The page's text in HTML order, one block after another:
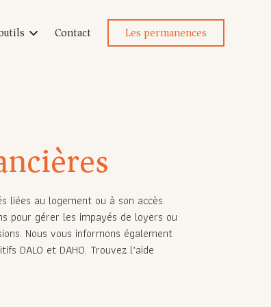
locatif
à taux zéro
Contact Les permanences
liées au logement ou à son accès.
pour gérer les impayés de loyers ou
Nous vous informons également
DALO et DAHO. Trouvez l’aide